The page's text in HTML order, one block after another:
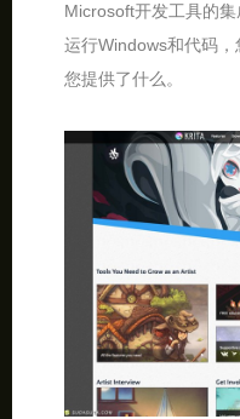
Microsoft开发工具的
运行Windows和代码
您提供了什么。